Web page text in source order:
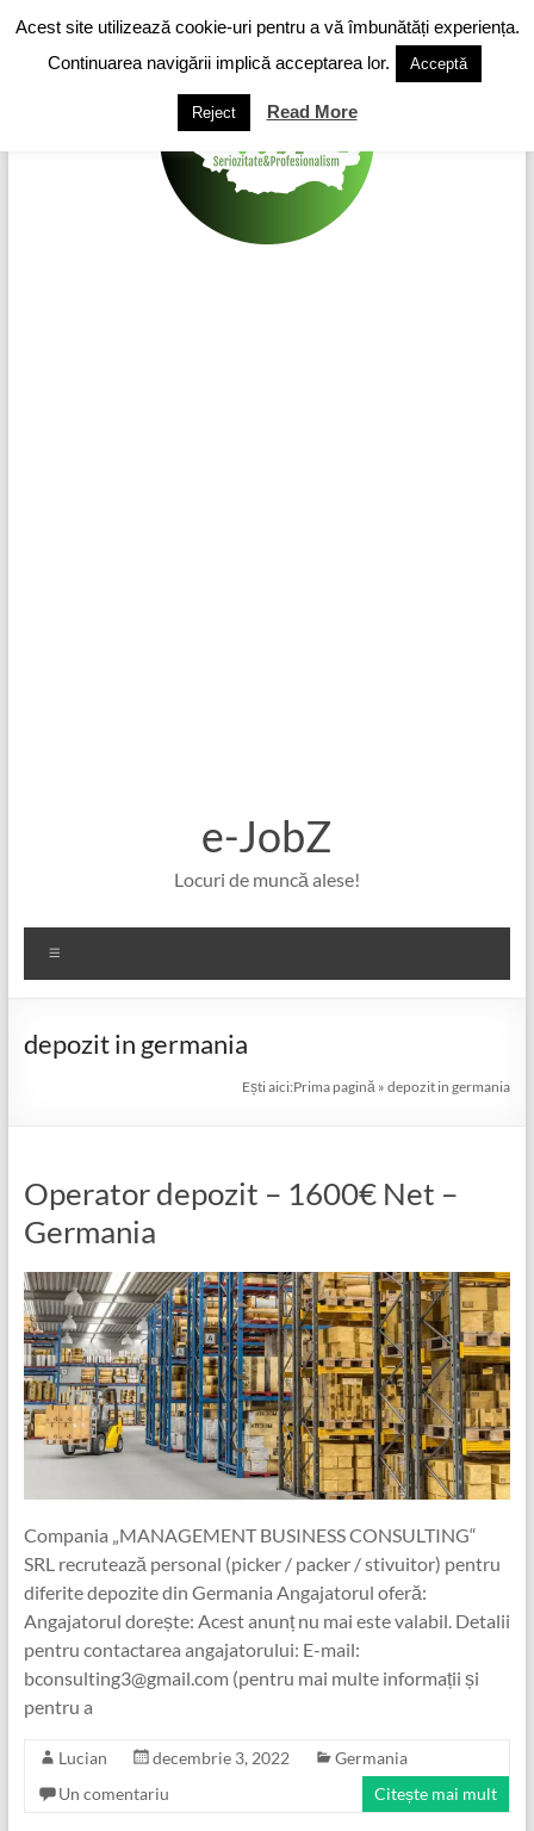
to
content
e-JobZ
Locuri de muncă alese!
depozit in germania
Ești aici:Prima pagină »depozit in germania
Operator depozit – 1600€ Net –
Germania
Compania „MANAGEMENT BUSINESS CONSULTING“
SRL recrutează personal (picker / packer / stivuitor) pentru
diferite depozite din Germania Angajatorul oferă:
Angajatorul dorește: Acest anunț nu mai este valabil. Detalii
pentru contactarea angajatorului: E-mail:
bconsulting3@gmail.com (pentru mai multe informații și
pentru a
Lucian decembrie 3, 2022
Germania
Un comentariu
Citește mai mult
Acest site utilizează cookie-uri pentru a vă îmbunătăți experiența.
Continuarea navigării implică acceptarea lor.
Acceptă
Reject Read More